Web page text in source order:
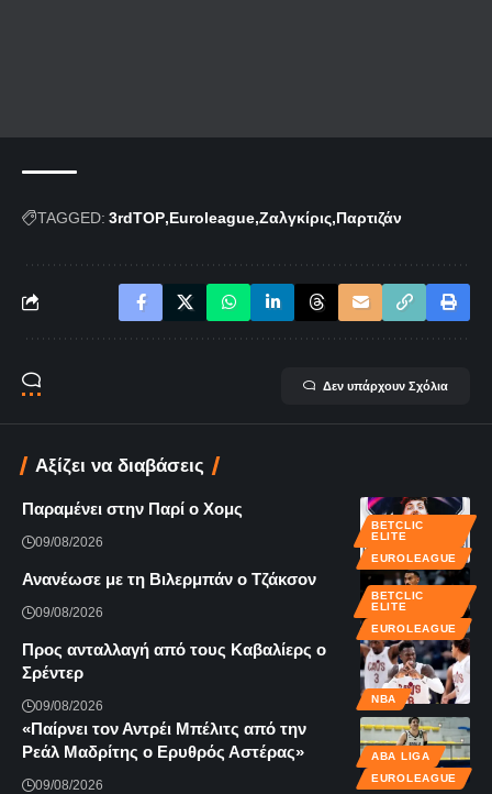
TAGGED: 3rdTOP Euroleague Ζαλγκίρις Παρτιζάν
Δεν υπάρχουν Σχόλια
Αξίζει να διαβάσεις
BETCLIC
ELITE
EUROLEAGUE
Παραμένει στην Παρί ο Χομς
09/08/2026
BETCLIC
ELITE
EUROLEAGUE
Ανανέωσε με τη Βιλερμπάν ο Τζάκσον
09/08/2026
NBA
Προς ανταλλαγή από τους Καβαλίερς ο
Σρέντερ
09/08/2026
ABA LIGA
EUROLEAGUE
«Παίρνει τον Αντρέι Μπέλιτς από την
Ρεάλ Μαδρίτης ο Ερυθρός Αστέρας»
09/08/2026